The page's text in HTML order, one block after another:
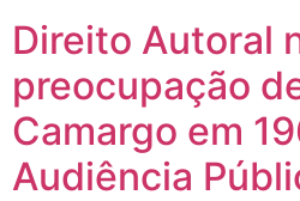
Direito Autoral
preocupação
Camargo em
Audiência